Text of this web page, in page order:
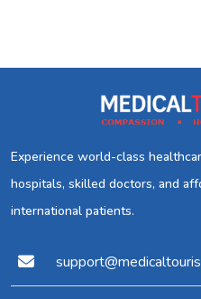
Experience world-class
hospitals, skilled doctors, and
international patients.